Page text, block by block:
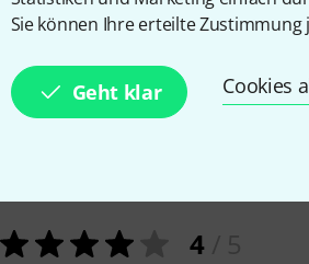
Sie können Ihre erteilte
Geht klar Cookies
2
4/ 5